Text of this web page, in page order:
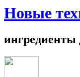
Новые
ингредиенты